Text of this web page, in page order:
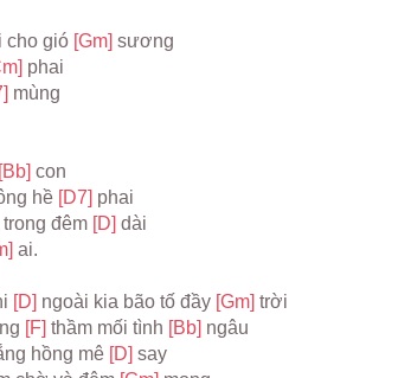
cho gió [Gm] sương
phai
mùng
[Bb] con
hề [D7] phai
đêm [D] dài
ai.
[D] ngoài kia bão tố đầy [Gm] trời
[F] thầm mối tình [Bb] ngâu
hồng mê [D] say